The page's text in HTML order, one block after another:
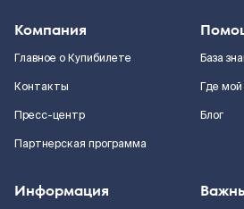
Компания
Главное о Купибилете
Контакты
Пресс-центр
Партнерская программа
База
Где
Блог
Информация